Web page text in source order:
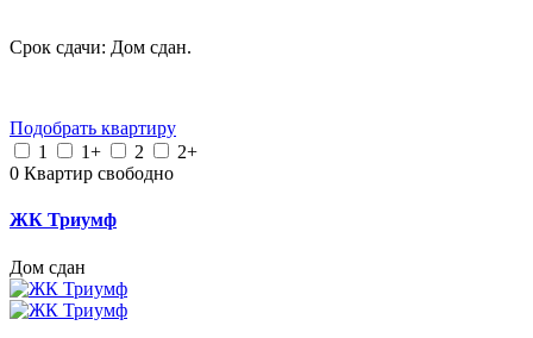
Срок сдачи: Дом сдан.
Подобрать квартиру
1
1+ 2
2+
0 Квартир свободно
ЖК Триумф
Дом сдан